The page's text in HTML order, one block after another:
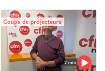
2 min
Coups de projecteurs